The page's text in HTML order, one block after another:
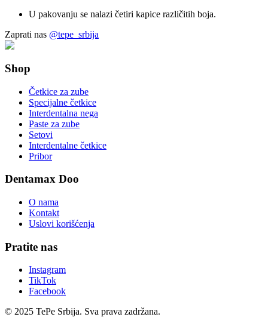
U pakovanju se nalazi četiri kapice različitih boja.
Zaprati nas @tepe_srbija
Shop
Četkice za zube
Specijalne četkice
Interdentalna nega
Paste za zube
Setovi
Interdentalne četkice
Pribor
Dentamax Doo
O nama
Kontakt
Uslovi korišćenja
Pratite nas
Instagram
TikTok
Facebook
© 2025 TePe Srbija. Sva prava zadržana.